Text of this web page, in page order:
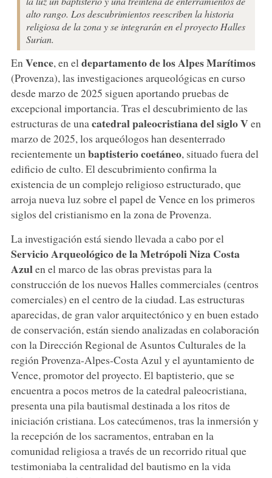
alto rango. Los descubrimientos reescriben la historia
religiosa de la zona y se integrarán en el proyecto Halles
Surian.
En Vence, en el departamento de los Alpes Marítimos
(Provenza), las investigaciones arqueológicas en curso
desde marzo de 2025 siguen aportando pruebas de
excepcional importancia. Tras el descubrimiento de las
estructuras de una catedral paleocristiana del siglo Ven
marzo de 2025, los arqueólogos han desenterrado
recientemente un baptisterio coetáneo, situado fuera del
edificio de culto. El descubrimiento confirma la
existencia de un complejo religioso estructurado, que
arroja nueva luz sobre el papel de Vence en los primeros
siglos del cristianismo en la zona de Provenza.
La investigación está siendo llevada a cabo por el
Servicio Arqueológico de la Metrópoli Niza Costa
Azulen el marco de las obras previstas para la
construcción de los nuevos Halles commerciales (centros
comerciales) en el centro de la ciudad. Las estructuras
aparecidas, de gran valor arquitectónico y en buen estado
de conservación, están siendo analizadas en colaboración
con la Dirección Regional de Asuntos Culturales de la
región Provenza-Alpes-Costa Azul y el ayuntamiento de
Vence, promotor del proyecto. El baptisterio, que se
encuentra a pocos metros de la catedral paleocristiana,
presenta una pila bautismal destinada a los ritos de
iniciación cristiana. Los catecúmenos, tras la inmersión y
la recepción de los sacramentos, entraban en la
comunidad religiosa a través de un recorrido ritual que
testimoniaba la centralidad del bautismo en la vida